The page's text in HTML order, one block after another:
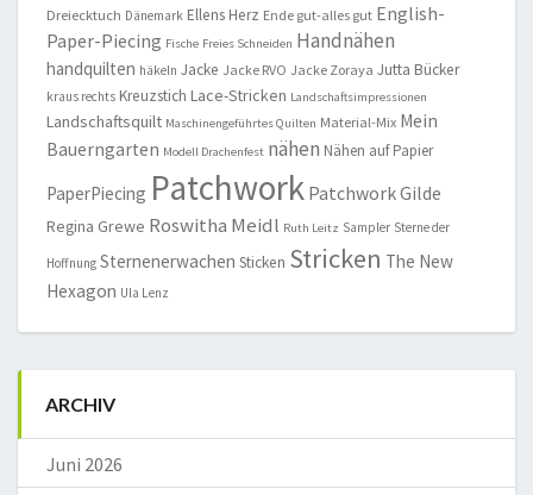
Dreiecktuch Dänemark Ellens Herz Ende gut-alles gut English-
Paper-Piecing Fische Freies Schneiden Handnähen
handquilten häkeln Jacke Jacke RVO Jacke Zoraya Jutta Bücker
kraus rechts Kreuzstich Lace-Stricken Landschaftsimpressionen
Landschaftsquilt Maschinengeführtes Quilten Material-Mix Mein
Bauerngarten Modell Drachenfest nähen Nähen auf Papier
PaperPiecing Patchwork Patchwork Gilde
Regina Grewe Roswitha Meidl Ruth Leitz Sampler Sterne der
Hoffnung Sternenerwachen Sticken Stricken The New
Hexagon Ula Lenz
ARCHIV
Juni 2026